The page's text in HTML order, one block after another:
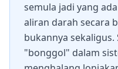
semula jadi yang
aliran darah secara
bukannya
"bonggol" dalam